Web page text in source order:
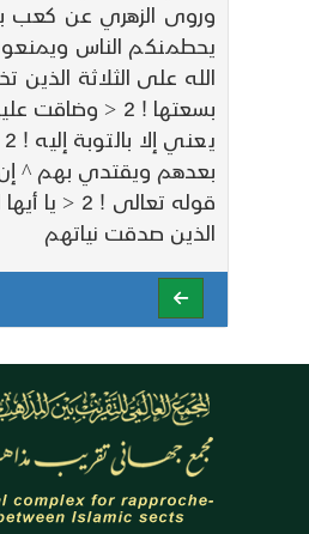
وروى الزهري عن كعب
بعدهم ويقتدي بهم ^ إن الله هو التواب
الذين صدقت نياتهم